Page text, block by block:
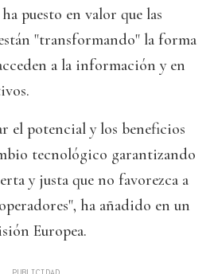
puesto en valor que las
"transformando" la forma
a la información y en
el potencial y los beneficios
tecnológico garantizando
y justa que no favorezca a
ha añadido en un
Europea.